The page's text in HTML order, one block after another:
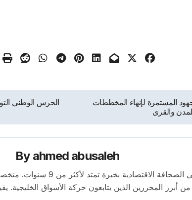
المستمرة لإنهاء المخططات
والقرى
الحرس الوطني
By ahmed abusaleh
محرر متخصص في الصحافة
أبرز المحررين الذين يتابعون حركة الأسواق الخليجية.